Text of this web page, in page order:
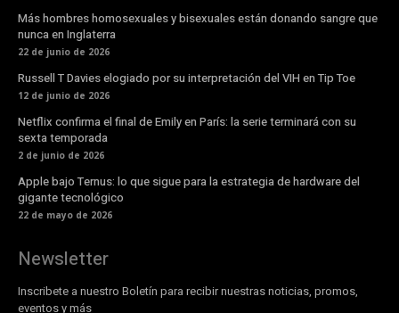
Más hombres homosexuales y bisexuales están donando sangre que
nunca en Inglaterra
22 de junio de 2026
Russell T Davies elogiado por su interpretación del VIH en Tip Toe
12 de junio de 2026
Netflix confirma el final de Emily en París: la serie terminará con su
sexta temporada
2 de junio de 2026
Apple bajo Ternus: lo que sigue para la estrategia de hardware del
gigante tecnológico
22 de mayo de 2026
Newsletter
Inscribete a nuestro Boletín para recibir nuestras noticias, promos,
eventos y más